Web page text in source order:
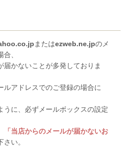
またはezweb.ne.jpのメ
、
届かないことが多発しておりま
ルアドレスでのご登録の場合に
うに、必ずメールボックスの設定
「当店からのメールが届かないお
い。